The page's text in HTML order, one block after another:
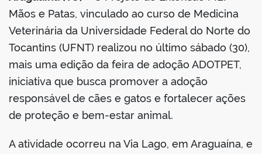
Mãos e Patas, vinculado ao curso de Medicina
Veterinária da Universidade Federal do Norte do
Tocantins (UFNT) realizou no último sábado (30),
mais uma edição da feira de adoção ADOTPET,
iniciativa que busca promover a adoção
responsável de cães e gatos e fortalecer ações
de proteção e bem-estar animal.
A atividade ocorreu na Via Lago, em Araguaína, e